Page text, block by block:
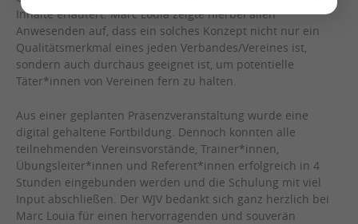
Inhalte erläutert. Marc Louia zeigte hierbei allen
Anwesenden auf, dass ein solches Konzept nicht nur ein
Qualitätsmerkmal eines jeden Verbandes/Vereines ist,
sondern auch durchaus geeignet ist, um potentielle
Täter*innen von Vereinen fern zu halten.
Aus einer geplanten Präsenzveranstaltung wurde eine
digital gehaltene Fortbildung. Dennoch konnten alle
teilnehmenden Vereinsvorstände, Trainer*innen,
Übungsleiter*innen und Referent*innen erfolgreich in 4
Stunden eingebunden werden und die Schulung mit viel
Input abschließen. Der WJV bedankt sich ganz herzlich bei
Marc Louia für einen hervorragenden und souverän